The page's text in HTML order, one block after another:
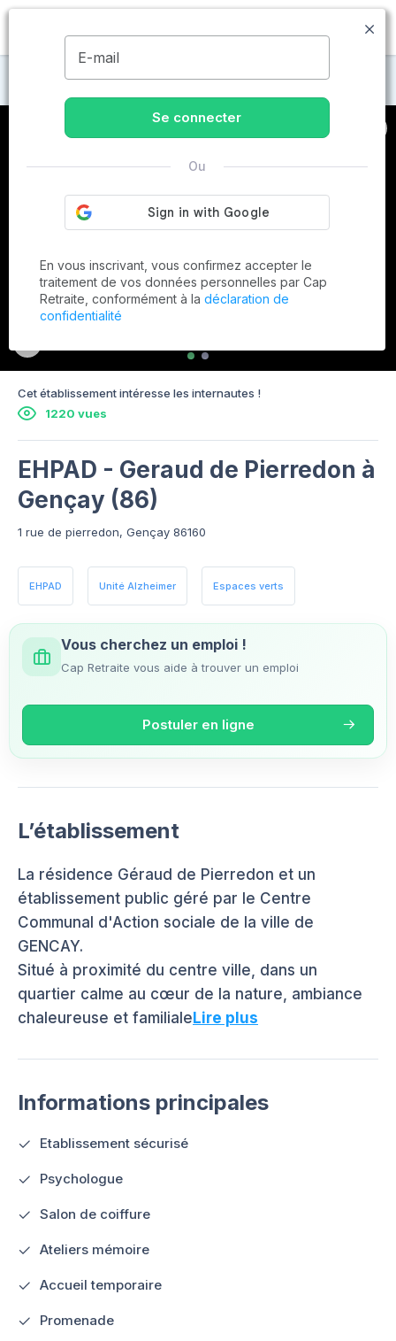
MENU
Maisons de retraite à Gençay
Cet établissement intéresse les internautes !
1220 vues
EHPAD - Geraud de Pierredon à
Gençay (86)
1 rue de pierredon, Gençay 86160
EHPAD Unité Alzheimer Espaces verts
Vous cherchez un emploi !
Cap Retraite vous aide à trouver un emploi
Postuler en ligne
L’établissement
La résidence Géraud de Pierredon et un
établissement public géré par le Centre
Communal d'Action sociale de la ville de
GENCAY.
Situé à proximité du centre ville, dans un
quartier calme au cœur de la nature, ambiance
chaleureuse et familialeLire plus
Informations principales
Etablissement sécurisé
Psychologue
Salon de coiffure
Ateliers mémoire
Accueil temporaire
Promenade
E-mail
Se connecter
Ou
En vous inscrivant, vous confirmez accepter le
traitement de vos données personnelles par Cap
Retraite, conformément à la déclaration de
confidentialité